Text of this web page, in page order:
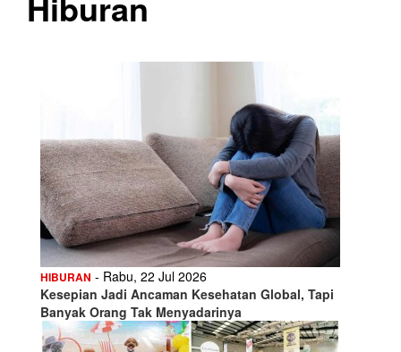
HIBURAN - Rabu, 22 Jul 2026
Kesepian Jadi Ancaman Kesehatan Global, Tapi
Banyak Orang Tak Menyadarinya